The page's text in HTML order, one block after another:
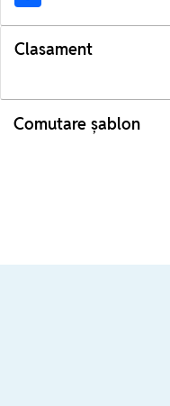
Clasament
Comutare șablon